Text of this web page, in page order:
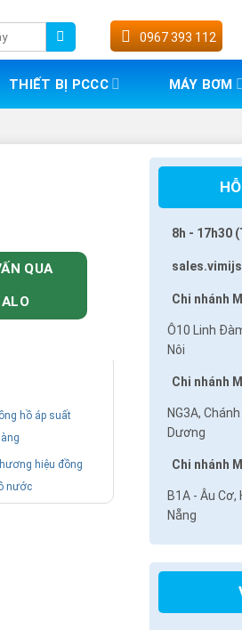
0967 393 112
THIẾT BỊ PCCC MÁY BƠM
hồ áp suất
hiệu đồng
nước
QUA
8h - 17h30
Chi nhánh
Ô10 Linh
Nôi
Chi nhánh
NG3A,
Dương
Chi nhánh
B1A - Âu
Nẵng